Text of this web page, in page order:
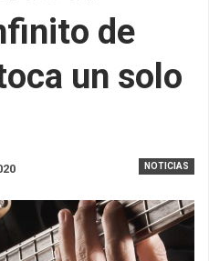
de
un solo
NOTICIAS